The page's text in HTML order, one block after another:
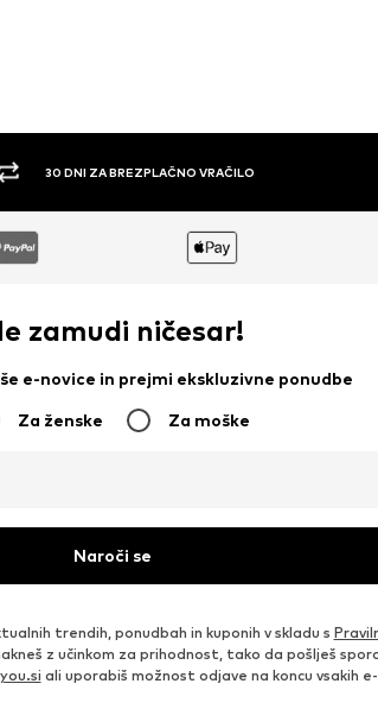
30 DNI ZA BREZPLAČNO VRAČILO
zamudi ničesar!
e-novice in prejmi ekskluzivne ponudbe
Za ženske Za moške
Naroči se
trendih, ponudbah in kuponih v skladu s
z učinkom za prihodnost, tako da pošlješ
ali uporabiš možnost odjave na koncu vsakih